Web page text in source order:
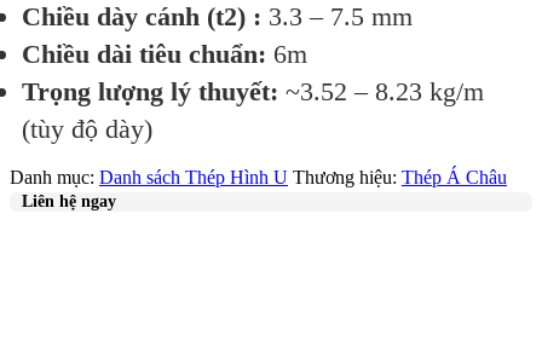
Chiều dày cánh (t2) : 3.3 – 7.5 mm
Chiều dài tiêu chuẩn: 6m
Trọng lượng lý thuyết: ~3.52 – 8.23 kg/m
(tùy độ dày)
Danh mục: Danh sách Thép Hình U Thương hiệu: Thép Á Châu
Liên hệ ngay